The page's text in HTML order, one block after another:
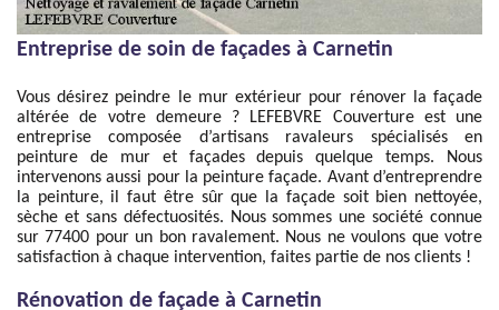
Entreprise de soin de façades à Carnetin
Vous désirez peindre le mur extérieur pour rénover la façade
altérée de votre demeure ? LEFEBVRE Couverture est une
entreprise composée d’artisans ravaleurs spécialisés en
peinture de mur et façades depuis quelque temps. Nous
intervenons aussi pour la peinture façade. Avant d’entreprendre
la peinture, il faut être sûr que la façade soit bien nettoyée,
sèche et sans défectuosités. Nous sommes une société connue
sur 77400 pour un bon ravalement. Nous ne voulons que votre
satisfaction à chaque intervention, faites partie de nos clients !
Rénovation de façade à Carnetin